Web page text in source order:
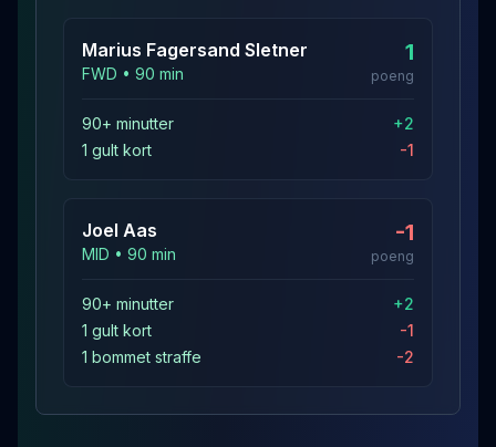
Marius Fagersand Sletner
FWD • 90 min
1
poeng
90+ minutter +2
1 gult kort
-1
Joel Aas
MID • 90 min
-1
poeng
90+ minutter +2
1 gult kort
-1
1 bommet straffe
-2